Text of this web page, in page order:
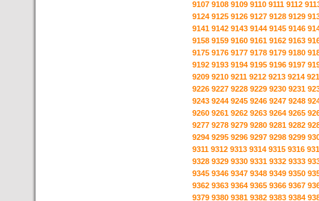
9107 9108 9109 9110 9111 9112
9124 9125 9126 9127 9128 9129
9141 9142 9143 9144 9145 9146
9158 9159 9160 9161 9162 9163
9175 9176 9177 9178 9179 9180
9192 9193 9194 9195 9196 9197
9209 9210 9211 9212 9213 9214
9226 9227 9228 9229 9230 9231
9243 9244 9245 9246 9247 9248
9260 9261 9262 9263 9264 9265
9277 9278 9279 9280 9281 9282
9294 9295 9296 9297 9298 9299
9311 9312 9313 9314 9315 9316
9328 9329 9330 9331 9332 9333
9345 9346 9347 9348 9349 9350
9362 9363 9364 9365 9366 9367
9379 9380 9381 9382 9383 9384